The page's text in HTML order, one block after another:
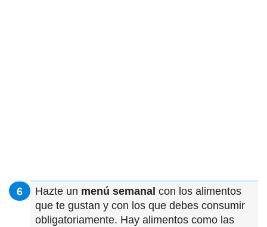
Hazte un menú semanal con los alimentos
que te gustan y con los que debes consumir
obligatoriamente. Hay alimentos como las